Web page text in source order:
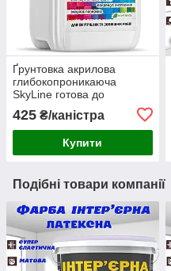
Ґрунтовка акрилова
глибокопроникаюча
SkyLine готова до
425 ₴/каністра
Купити
Подібні товари компанії